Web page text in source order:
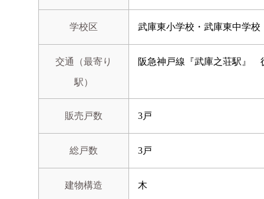
学校区 武庫東小学校・武庫東中学校
交通（最寄り
駅）
阪急神戸線『武庫之荘駅』
販売戸数 3戸
総戸数 3戸
建物構造 木